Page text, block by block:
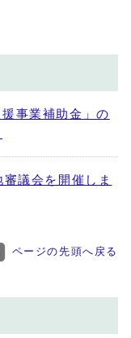
事業補助金」の
議会を開催しま
ページの先頭へ戻る